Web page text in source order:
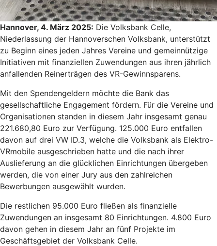
Hannover, 4. März 2025: Die Volksbank Celle,
Niederlassung der Hannoverschen Volksbank, unterstützt
zu Beginn eines jeden Jahres Vereine und gemeinnützige
Initiativen mit finanziellen Zuwendungen aus ihren jährlich
anfallenden Reinerträgen des VR-Gewinnsparens.
Mit den Spendengeldern möchte die Bank das
gesellschaftliche Engagement fördern. Für die Vereine und
Organisationen standen in diesem Jahr insgesamt genau
221.680,80 Euro zur Verfügung. 125.000 Euro entfallen
davon auf drei VW ID.3, welche die Volksbank als Elektro-
VRmobile ausgeschrieben hatte und die nach ihrer
Auslieferung an die glücklichen Einrichtungen übergeben
werden, die von einer Jury aus den zahlreichen
Bewerbungen ausgewählt wurden.
Die restlichen 95.000 Euro fließen als finanzielle
Zuwendungen an insgesamt 80 Einrichtungen. 4.800 Euro
davon gehen in diesem Jahr an fünf Projekte im
Geschäftsgebiet der Volksbank Celle.